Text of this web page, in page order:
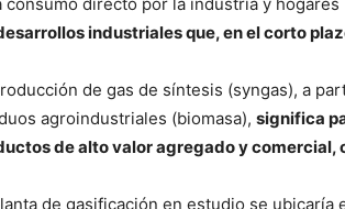
industriales que, en el corto
de gas de síntesis (syngas), a
agroindustriales (biomasa), significa
de alto valor agregado y
de gasificación en estudio se